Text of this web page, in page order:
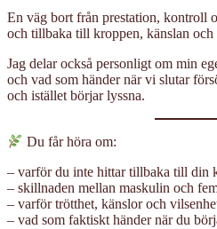
En väg bort från prestation, kontroll
och tillbaka till kroppen, känslan och
Jag delar också personligt om min
och vad som händer när vi slutar
och istället börjar lyssna.
Du får höra om:
– varför du inte hittar tillbaka till din
– skillnaden mellan maskulin och
– varför trötthet, känslor och
– vad som faktiskt händer när du